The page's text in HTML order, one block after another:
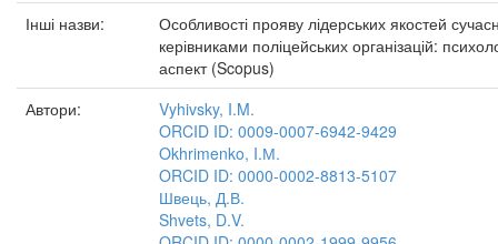
Інші назви:
Особливості прояву лідерських якостей
керівниками поліцейських організацій:
аспект (Scopus)
Автори:
Vyhivsky, I.M.
ORCID ID: 0009-0007-6942-9429
Okhrimenko, I.М.
ORCID ID: 0000-0002-8813-5107
Швець, Д.В.
Shvets, D.V.